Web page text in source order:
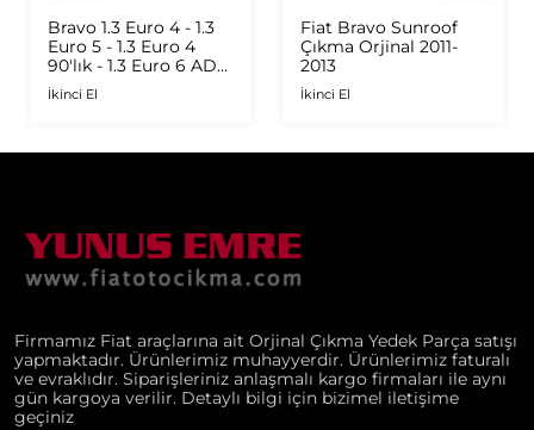
Bravo 1.3 Euro 4 - 1.3
Euro 5 - 1.3 Euro 4
90'lık - 1.3 Euro 6 AD
Plus 1.6 Multijet - 1.9
JTD Orijinal Turbo
İkinci El
Fiat Bravo Sunroof
Çıkma Orjinal 2011-
2013
İkinci El
Firmamız Fiat araçlarına ait Orjinal Çıkma Yedek Parça satışı
yapmaktadır. Ürünlerimiz muhayyerdir. Ürünlerimiz faturalı
ve evraklıdır. Siparişleriniz anlaşmalı kargo firmaları ile aynı
gün kargoya verilir. Detaylı bilgi için bizimel iletişime
geçiniz